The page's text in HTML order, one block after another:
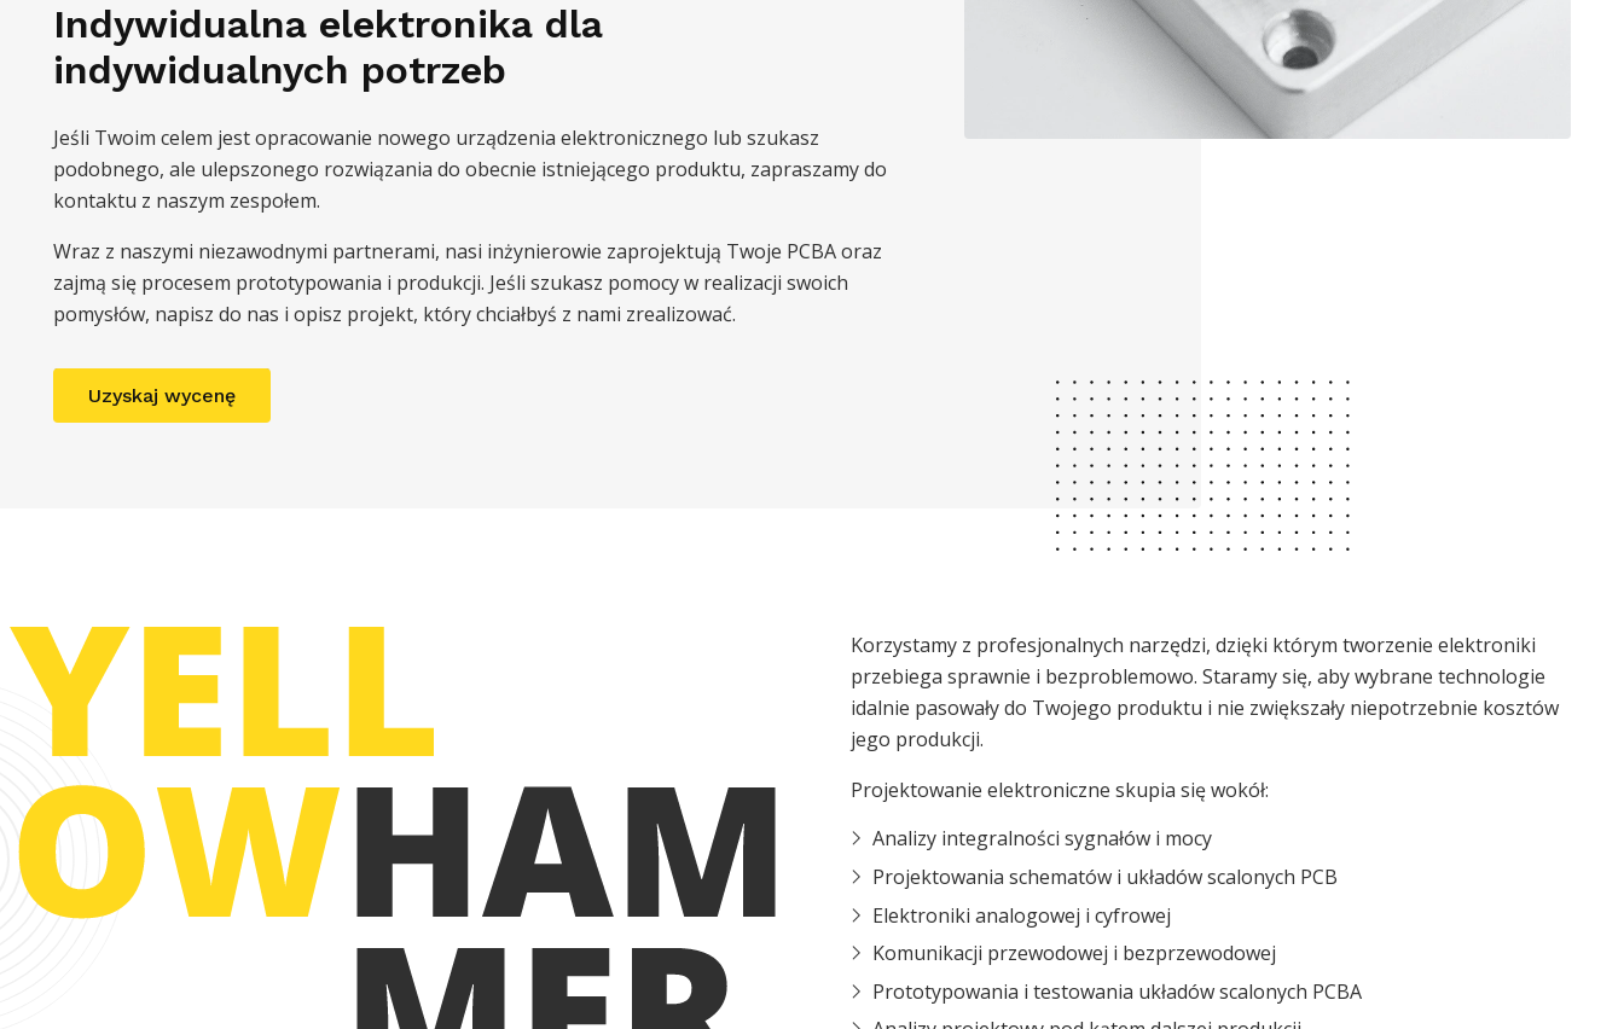
Indywidualna elektronika dla
indywidualnych potrzeb
Jeśli Twoim celem jest opracowanie nowego urządzenia elektronicznego lub szukasz
podobnego, ale ulepszonego rozwiązania do obecnie istniejącego produktu, zapraszamy do
kontaktu z naszym zespołem.
Wraz z naszymi niezawodnymi partnerami, nasi inżynierowie zaprojektują Twoje PCBA oraz
zajmą się procesem prototypowania i produkcji. Jeśli szukasz pomocy w realizacji swoich
pomysłów, napisz do nas i opisz projekt, który chciałbyś z nami zrealizować.
Uzyskaj wycenę
Korzystamy z profesjonalnych narzędzi, dzięki którym tworzenie elektroniki
przebiega sprawnie i bezproblemowo. Staramy się, aby wybrane technologie
idalnie pasowały do Twojego produktu i nie zwiększały niepotrzebnie kosztów
jego produkcji.
Projektowanie elektroniczne skupia się wokół:
Analizy integralności sygnałów i mocy
Projektowania schematów i układów scalonych PCB
Elektroniki analogowej i cyfrowej
Komunikacji przewodowej i bezprzewodowej
Prototypowania i testowania układów scalonych PCBA